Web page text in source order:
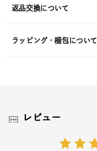
返品交換について
ラッピング・梱包について
レビュー